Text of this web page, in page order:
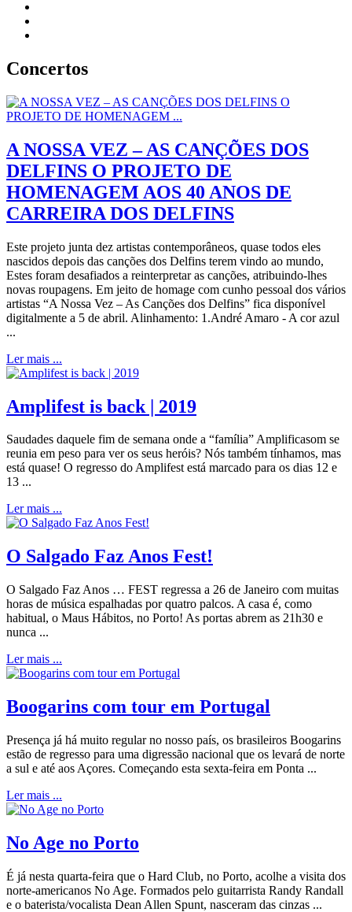
Concertos
A NOSSA VEZ – AS CANÇÕES DOS
DELFINS O PROJETO DE
HOMENAGEM AOS 40 ANOS DE
CARREIRA DOS DELFINS
Este projeto junta dez artistas contemporâneos, quase todos eles
nascidos depois das canções dos Delfins terem vindo ao mundo,
Estes foram desafiados a reinterpretar as canções, atribuindo-lhes
novas roupagens. Em jeito de homage com cunho pessoal dos vários
artistas “A Nossa Vez – As Canções dos Delfins” fica disponível
digitalmente a 5 de abril. Alinhamento: 1.André Amaro - A cor azul
...
Ler mais ...
Amplifest is back | 2019
Saudades daquele fim de semana onde a “família” Amplificasom se
reunia em peso para ver os seus heróis? Nós também tínhamos, mas
está quase! O regresso do Amplifest está marcado para os dias 12 e
13 ...
Ler mais ...
O Salgado Faz Anos Fest!
O Salgado Faz Anos … FEST regressa a 26 de Janeiro com muitas
horas de música espalhadas por quatro palcos. A casa é, como
habitual, o Maus Hábitos, no Porto! As portas abrem as 21h30 e
nunca ...
Ler mais ...
Boogarins com tour em Portugal
Presença já há muito regular no nosso país, os brasileiros Boogarins
estão de regresso para uma digressão nacional que os levará de norte
a sul e até aos Açores. Começando esta sexta-feira em Ponta ...
Ler mais ...
No Age no Porto
É já nesta quarta-feira que o Hard Club, no Porto, acolhe a visita dos
norte-americanos No Age. Formados pelo guitarrista Randy Randall
e o baterista/vocalista Dean Allen Spunt, nasceram das cinzas ...